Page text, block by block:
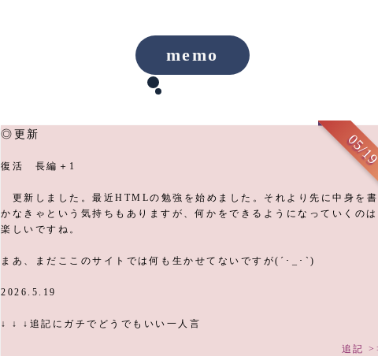
memo
05/
◎更新
復活 長編＋1
更新しました。最近HTMLの勉強を始めました。それより先に中身を書
かなきゃという気持ちもありますが、何かをできるようになっていくのは
楽しいですね。
まあ、まだここのサイトでは何も生かせてないですが(´･_･`)
2026.5.19
↓ ↓ ↓追記にガチでどうでもいい一人言
追記